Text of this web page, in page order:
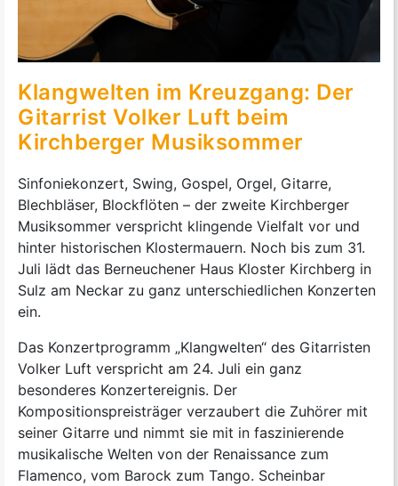
Klangwelten im Kreuzgang: Der
Gitarrist Volker Luft beim
Kirchberger Musiksommer
Sinfoniekonzert, Swing, Gospel, Orgel, Gitarre,
Blechbläser, Blockflöten – der zweite Kirchberger
Musiksommer verspricht klingende Vielfalt vor und
hinter historischen Klostermauern. Noch bis zum 31.
Juli lädt das Berneuchener Haus Kloster Kirchberg in
Sulz am Neckar zu ganz unterschiedlichen Konzerten
ein.
Das Konzertprogramm „Klangwelten“ des Gitarristen
Volker Luft verspricht am 24. Juli ein ganz
besonderes Konzertereignis. Der
Kompositionspreisträger verzaubert die Zuhörer mit
seiner Gitarre und nimmt sie mit in faszinierende
musikalische Welten von der Renaissance zum
Flamenco, vom Barock zum Tango. Scheinbar